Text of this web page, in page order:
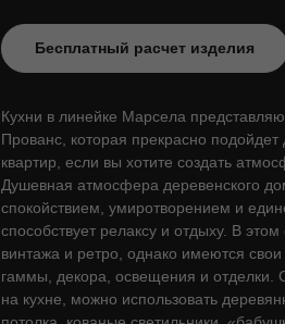
Бесплатный расчет изделия
Кухни в линейке Марсела
Прованс, которая прекрасно подойдет
квартир, если вы хотите создать
Душевная атмосфера деревенского
спокойствием, умиротворением и
способствует релаксу и отдыху. В этом
винтажа и ретро, однако имеются
гаммы, декора, освещения и отделки.
на кухне, можно использовать